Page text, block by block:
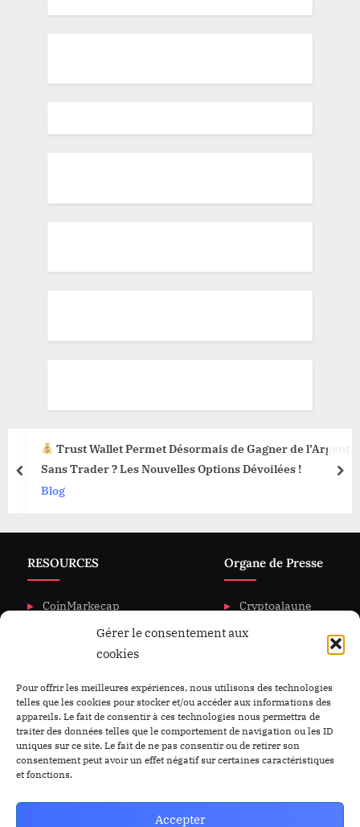
Gérer le consentement aux
cookies
Pour offrir les meilleures expériences, nous utilisons des technologies
telles que les cookies pour stocker et/ou accéder aux informations des
appareils. Le fait de consentir à ces technologies nous permettra de
traiter des données telles que le comportement de navigation ou les ID
uniques sur ce site. Le fait de ne pas consentir ou de retirer son
consentement peut avoir un effet négatif sur certaines caractéristiques
et fonctions.
Accepter
Trust Wallet Permet Désormais de Gagner de l’Argent
Sans Trader ? Les Nouvelles Options Dévoilées !
Blog
prev
RESOURCES
CoinMarkecap
CoinGecKo
Intigration & API
Privacy & policy
Organe de Presse
Cryptoalaune
A propos de nous
Nous Contacter